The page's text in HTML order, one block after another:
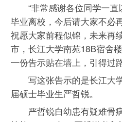
“非常感谢各位同学一直
毕业离校，今后请大家不必
祝愿大家前程似锦，未来再
市，长江大学南苑18B宿舍
一份告示贴在墙上，引得过
写这张告示的是长江大
届硕士毕业生严哲锐。
严哲锐自幼患有疑难骨